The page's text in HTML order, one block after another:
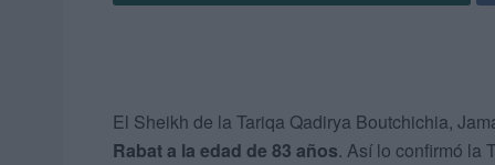
El Sheikh de la Tariqa Qadirya Boutchichia,
Rabat a la edad de 83 años. Así lo confirmó la